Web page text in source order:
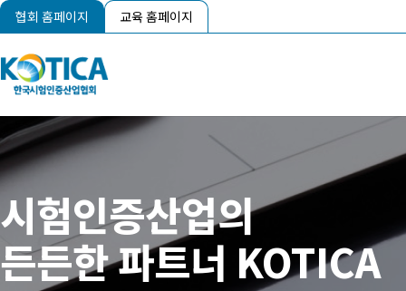
협회 홈페이지 교육 홈페이지
시험인증산업의
든든한 파트너 KOTICA